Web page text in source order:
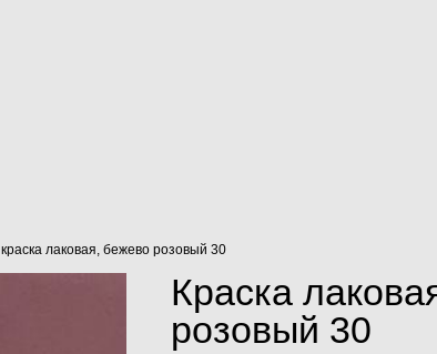
краска лаковая, бежево розовый 30
Краска
розовый 30